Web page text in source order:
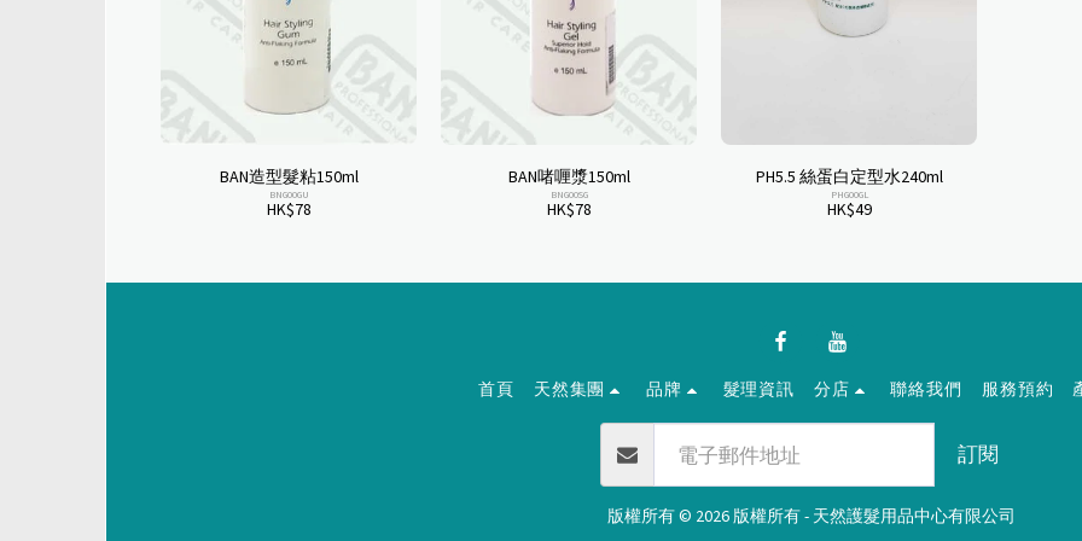
BAN造型髮粘150ml
BNG00GU
HK$78
BAN啫喱漿150ml
BNG00SG
HK$78
PH5.5 絲蛋白定型水240ml
PHG00GL
HK$49
首頁 天然集團 品牌 髮理資訊 分店 聯絡我們 服務預約
訂閱
版權所有 © 2026 版權所有 - 天然護髮用品中心有限公司